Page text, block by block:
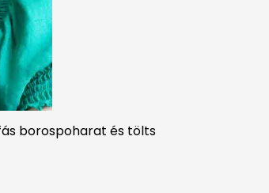
borospoharat és tölts